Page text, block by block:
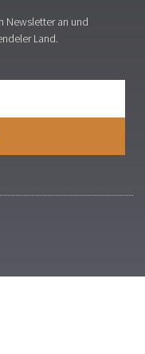
Newsletter an und
Land.